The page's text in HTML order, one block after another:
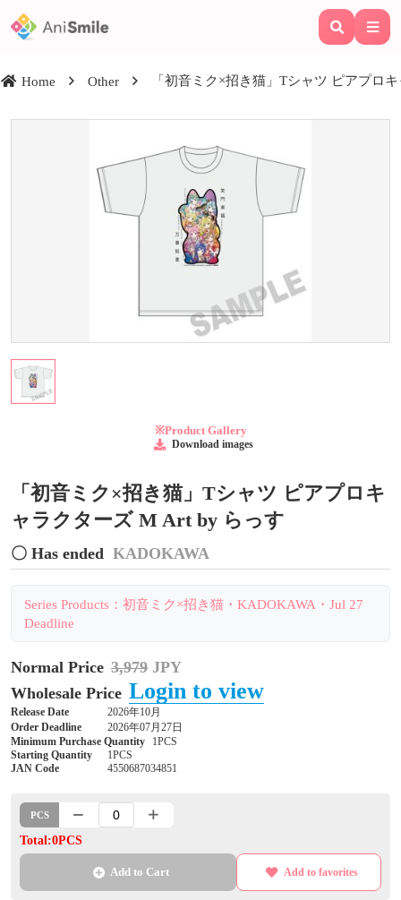
Home Other 「初音ミク×招き猫」Tシャツ ピアプロ
※Product Gallery
Download images
「初音ミク×招き猫」Tシャツ ピアプロキ
ャラクターズ M Art by らっす
〇 Has ended KADOKAWA
Series Products：初音ミク×招き猫・KADOKAWA・Jul 27
Deadline
Normal Price 3,979 JPY
Wholesale Price Login to view
Release Date
2026年10月
Order Deadline
2026年07月27日
Minimum Purchase Quantity
1PCS
Starting Quantity
1PCS
JAN Code
4550687034851
PCS
Total:0PCS
Add to Cart Add to favorites